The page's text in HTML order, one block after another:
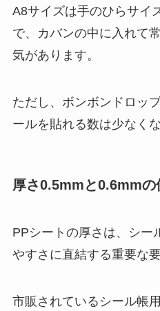
A8サイズは手のひらサイ
で、カバンの中に入れて
気があります。
ただし、ボンボンドロッ
ールを貼れる数は少なくな
厚さ0.5mmと0.6mmの
PPシートの厚さは、シー
やすさに直結する重要な要
市販されているシール帳